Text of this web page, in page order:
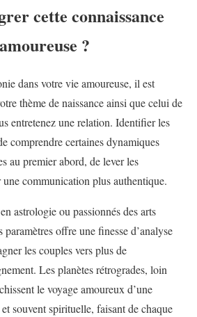
cette connaissance
?
dans votre vie amoureuse, il est
thème de naissance ainsi que celui de
entretenez une relation. Identifier les
comprendre certaines dynamiques
au premier abord, de lever les
une communication plus authentique.
astrologie ou passionnés des arts
offre une finesse d’analyse
les couples vers plus de
Les planètes rétrogrades, loin
le voyage amoureux d’une
souvent spirituelle, faisant de chaque